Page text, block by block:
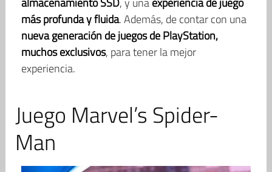
más profunda y fluida. Además, de contar con una
nueva generación de juegos de PlayStation,
muchos exclusivos, para tener la mejor
experiencia.
Juego Marvel’s Spider-
Man